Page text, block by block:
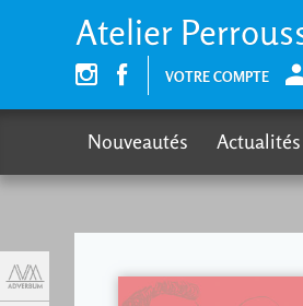
Atelier
VOTRE COMPTE
Nouveautés Actualités
Panel de gestión de cookies